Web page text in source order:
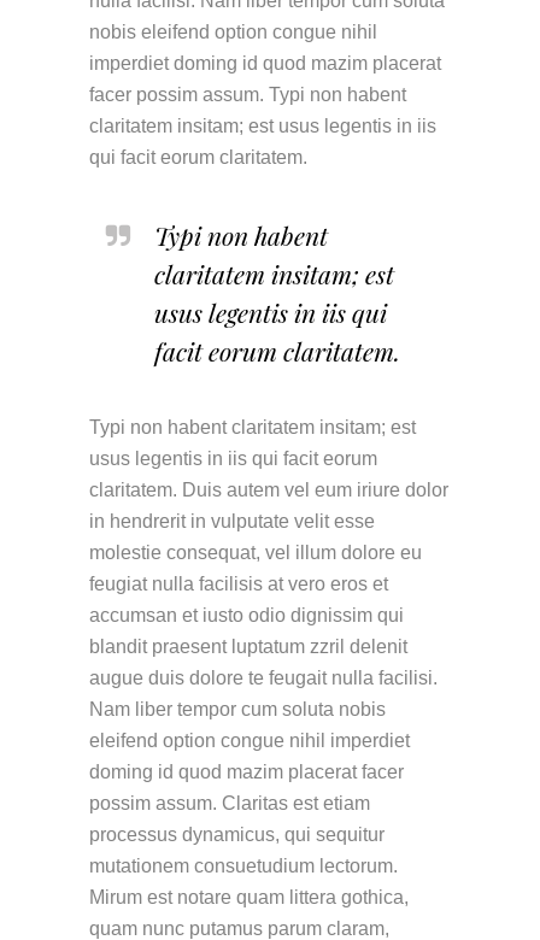
nobis eleifend option congue nihil
imperdiet doming id quod mazim placerat
facer possim assum. Typi non habent
claritatem insitam; est usus legentis in iis
qui facit eorum claritatem.
Typi non habent
claritatem insitam; est
usus legentis in iis qui
facit eorum claritatem.
Typi non habent claritatem insitam; est
usus legentis in iis qui facit eorum
claritatem. Duis autem vel eum iriure dolor
in hendrerit in vulputate velit esse
molestie consequat, vel illum dolore eu
feugiat nulla facilisis at vero eros et
accumsan et iusto odio dignissim qui
blandit praesent luptatum zzril delenit
augue duis dolore te feugait nulla facilisi.
Nam liber tempor cum soluta nobis
eleifend option congue nihil imperdiet
doming id quod mazim placerat facer
possim assum. Claritas est etiam
processus dynamicus, qui sequitur
mutationem consuetudium lectorum.
Mirum est notare quam littera gothica,
quam nunc putamus parum claram,